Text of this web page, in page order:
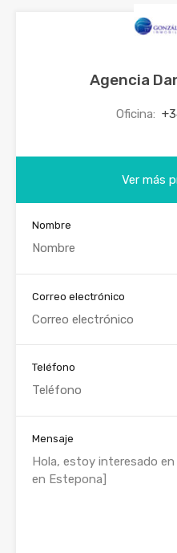
Agencia
Oficina:
Ver más
Nombre
Correo electrónico
Teléfono
Mensaje